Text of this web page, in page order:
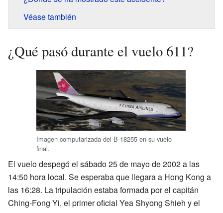
Véase también
¿Qué pasó durante el vuelo 611?
Imagen computarizada del B-18255 en su vuelo
final.
El vuelo despegó el sábado 25 de mayo de 2002 a las
14:50 hora local. Se esperaba que llegara a Hong Kong a
las 16:28. La tripulación estaba formada por el capitán
Ching-Fong Yi, el primer oficial Yea Shyong Shieh y el